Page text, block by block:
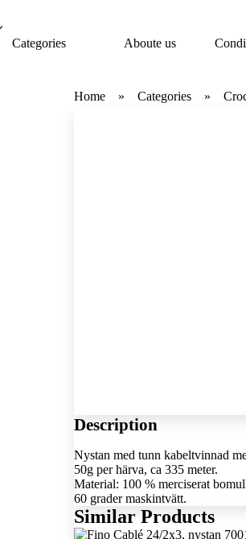
Categories Aboute us
Home Categories
Description
Nystan med tunn kabeltvinnad
50g per härva, ca 335 meter.
Material: 100 % merciserat
60 grader maskintvätt.
Similar Products